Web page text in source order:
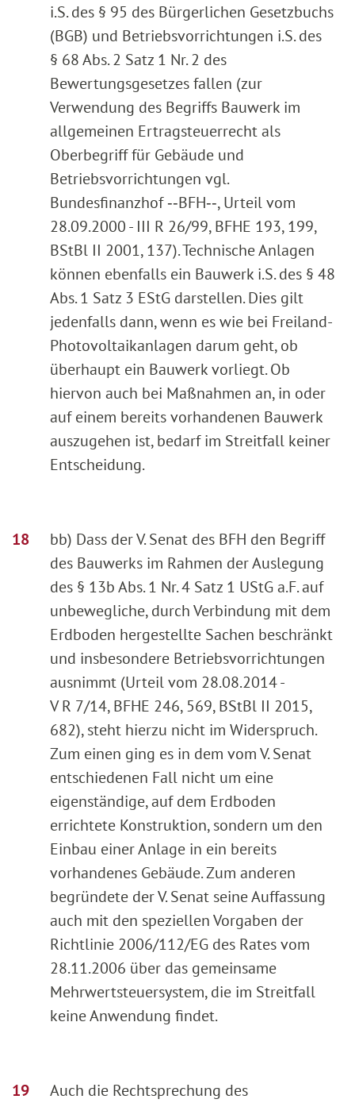
i.S. des § 95 des Bürgerlichen Gesetzbuchs
(BGB) und Betriebsvorrichtungen i.S. des
§ 68 Abs. 2 Satz 1 Nr. 2 des
Bewertungsgesetzes fallen (zur
Verwendung des Begriffs Bauwerk im
allgemeinen Ertragsteuerrecht als
Oberbegriff für Gebäude und
Betriebsvorrichtungen vgl.
Bundesfinanzhof ‑‑BFH‑‑, Urteil vom
28.09.2000 - III R 26/99, BFHE 193, 199,
BStBl II 2001, 137). Technische Anlagen
können ebenfalls ein Bauwerk i.S. des § 48
Abs. 1 Satz 3 EStG darstellen. Dies gilt
jedenfalls dann, wenn es wie bei Freiland-
Photovoltaikanlagen darum geht, ob
überhaupt ein Bauwerk vorliegt. Ob
hiervon auch bei Maßnahmen an, in oder
auf einem bereits vorhandenen Bauwerk
auszugehen ist, bedarf im Streitfall keiner
Entscheidung.
bb) Dass der V. Senat des BFH den Begriff
des Bauwerks im Rahmen der Auslegung
des § 13b Abs. 1 Nr. 4 Satz 1 UStG a.F. auf
unbewegliche, durch Verbindung mit dem
Erdboden hergestellte Sachen beschränkt
und insbesondere Betriebsvorrichtungen
ausnimmt (Urteil vom 28.08.2014 -
V R 7/14, BFHE 246, 569, BStBl II 2015,
682), steht hierzu nicht im Widerspruch.
Zum einen ging es in dem vom V. Senat
entschiedenen Fall nicht um eine
eigenständige, auf dem Erdboden
errichtete Konstruktion, sondern um den
Einbau einer Anlage in ein bereits
vorhandenes Gebäude. Zum anderen
begründete der V. Senat seine Auffassung
auch mit den speziellen Vorgaben der
Richtlinie 2006/112/EG des Rates vom
28.11.2006 über das gemeinsame
Mehrwertsteuersystem, die im Streitfall
keine Anwendung findet.
Auch die Rechtsprechung des